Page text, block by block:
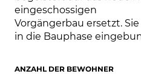
eingeschossigen
Vorgängerbau ersetzt.
in die Bauphase
ANZAHL DER BEWOHNER